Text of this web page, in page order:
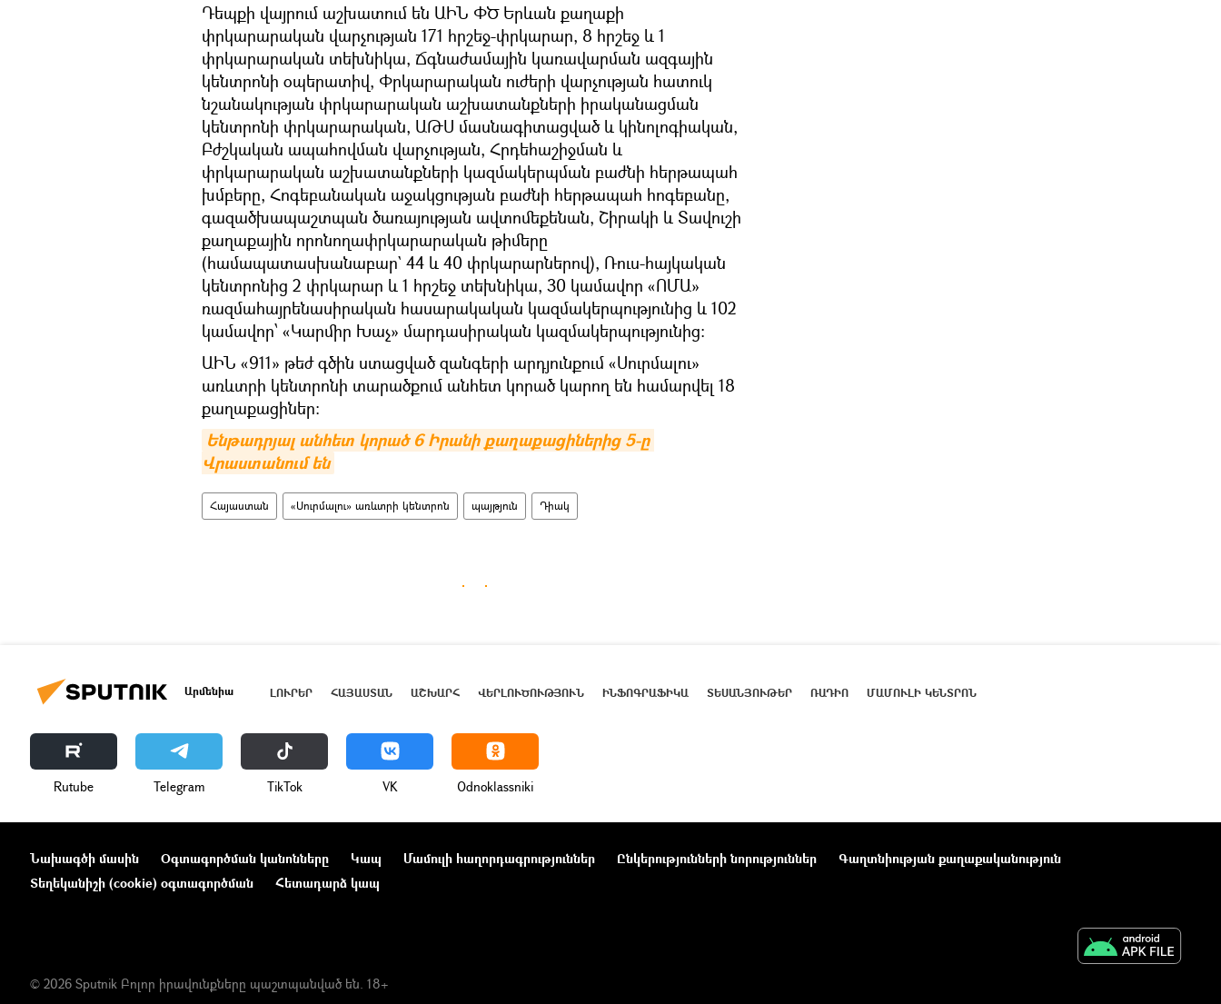
Դեպքի վայրում աշխատում են ԱԻՆ ՓԾ Երևան քաղաքի
փրկարարական վարչության 171 հրշեջ-փրկարար, 8 հրշեջ և 1
փրկարարական տեխնիկա, Ճգնաժամային կառավարման ազգային
կենտրոնի օպերատիվ, Փրկարարական ուժերի վարչության հատուկ
նշանակության փրկարարական աշխատանքների իրականացման
կենտրոնի փրկարարական, ԱԹՍ մասնագիտացված և կինոլոգիական,
Բժշկական ապահովման վարչության, Հրդեհաշիջման և
փրկարարական աշխատանքների կազմակերպման բաժնի հերթապահ
խմբերը, Հոգեբանական աջակցության բաժնի հերթապահ հոգեբանը,
գազածխապաշտպան ծառայության ավտոմեքենան, Շիրակի և Տավուշի
քաղաքային որոնողափրկարարական թիմերը
(համապատասխանաբար` 44 և 40 փրկարարներով), Ռուս-հայկական
կենտրոնից 2 փրկարար և 1 հրշեջ տեխնիկա, 30 կամավոր «ՈՄԱ»
ռազմահայրենասիրական հասարակական կազմակերպությունից և 102
կամավոր՝ «Կարմիր Խաչ» մարդասիրական կազմակերպությունից։
ԱԻՆ «911» թեժ գծին ստացված զանգերի արդյունքում «Սուրմալու»
առևտրի կենտրոնի տարածքում անհետ կորած կարող են համարվել 18
քաղաքացիներ։
Ենթադրյալ անհետ կորած 6 Իրանի քաղաքացիներից 5-ը
Վրաստանում են
Հայաստան «Սուրմալու» առևտրի կենտրոն պայթյուն Դիակ
Արմենիա ԼՈՒՐԵՐ ՀԱՅԱՍՏԱՆ ԱՇԽԱՐՀ ՎԵՐԼՈՒԾՈՒԹՅՈՒՆ ԻՆՖՈԳՐԱՖԻԿԱ ՏԵՍԱՆՅՈՒԹԵՐ ՌԱԴԻՈ ՄԱՄՈՒԼԻ ԿԵՆՏՐՈՆ
Rutube Telegram ТikТоk VK Odnoklassniki
Նախագծի մասին Օգտագործման կանոնները Կապ Մամուլի հաղորդագրություններ Ընկերությունների նորություններ
Գաղտնիության քաղաքականություն
Տեղեկանիշի (cookie) օգտագործման
Հետադարձ կապ
© 2026 Sputnik Բոլոր իրավունքները պաշտպանված են. 18+